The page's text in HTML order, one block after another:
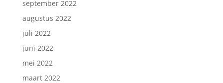
september 2022
augustus 2022
juli 2022
juni 2022
mei 2022
maart 2022